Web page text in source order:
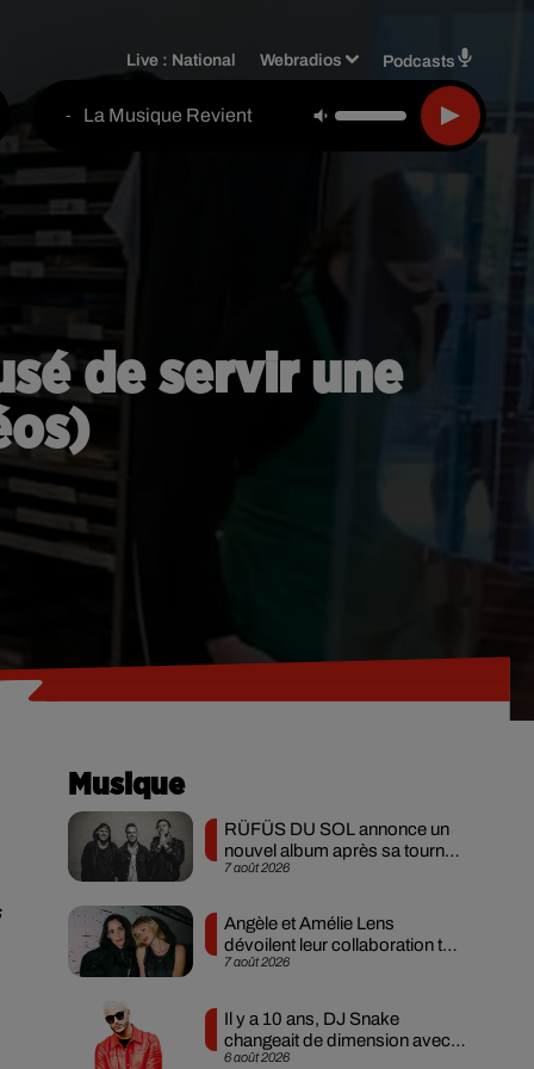
Live : National Webradios Podcasts
- La Musique Revient
de servir une
Musique
7 août 2026
RÜFÜS DU SOL annonce un
nouvel album après sa tournée
mondiale
7 août 2026
Angèle et Amélie Lens
dévoilent leur collaboration tant
attendue
6 août 2026
Il y a 10 ans, DJ Snake
changeait de dimension avec
son premier...